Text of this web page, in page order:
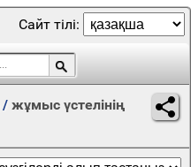
Сайт тілі:
/ жұмыс үстелінің